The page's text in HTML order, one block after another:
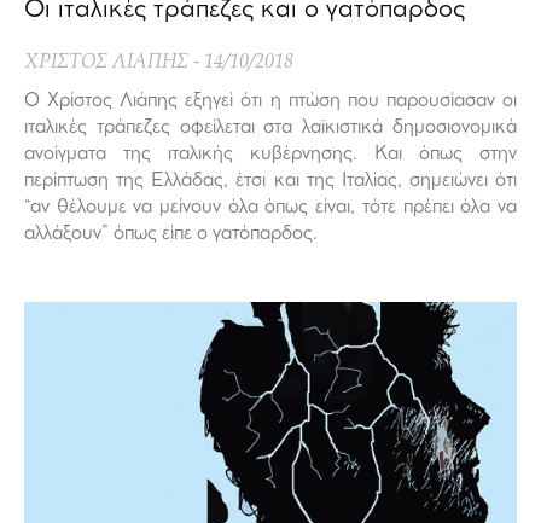
Οι ιταλικές τράπεζες και ο γατόπαρδος
ΧΡΙΣΤΟΣ ΛΙΑΠΗΣ 14/10/2018
Ο Χρίστος Λιάπης εξηγεί ότι η πτώση που παρουσίασαν οι
ιταλικές τράπεζες οφείλεται στα λαϊκιστικά δημοσιονομικά
ανοίγματα της ιταλικής κυβέρνησης. Και όπως στην
περίπτωση της Ελλάδας, έτσι και της Ιταλίας, σημειώνει ότι
“αν θέλουμε να μείνουν όλα όπως είναι, τότε πρέπει όλα να
αλλάξουν” όπως είπε ο γατόπαρδος.